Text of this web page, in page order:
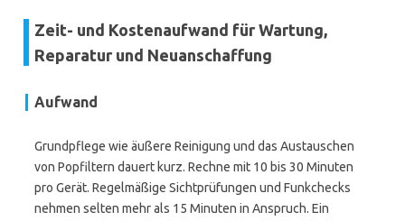
Zeit- und Kostenaufwand für Wartung,
Reparatur und Neuanschaffung
Aufwand
Grundpflege wie äußere Reinigung und das Austauschen
von Popfiltern dauert kurz. Rechne mit 10 bis 30 Minuten
pro Gerät. Regelmäßige Sichtprüfungen und Funkchecks
nehmen selten mehr als 15 Minuten in Anspruch. Ein